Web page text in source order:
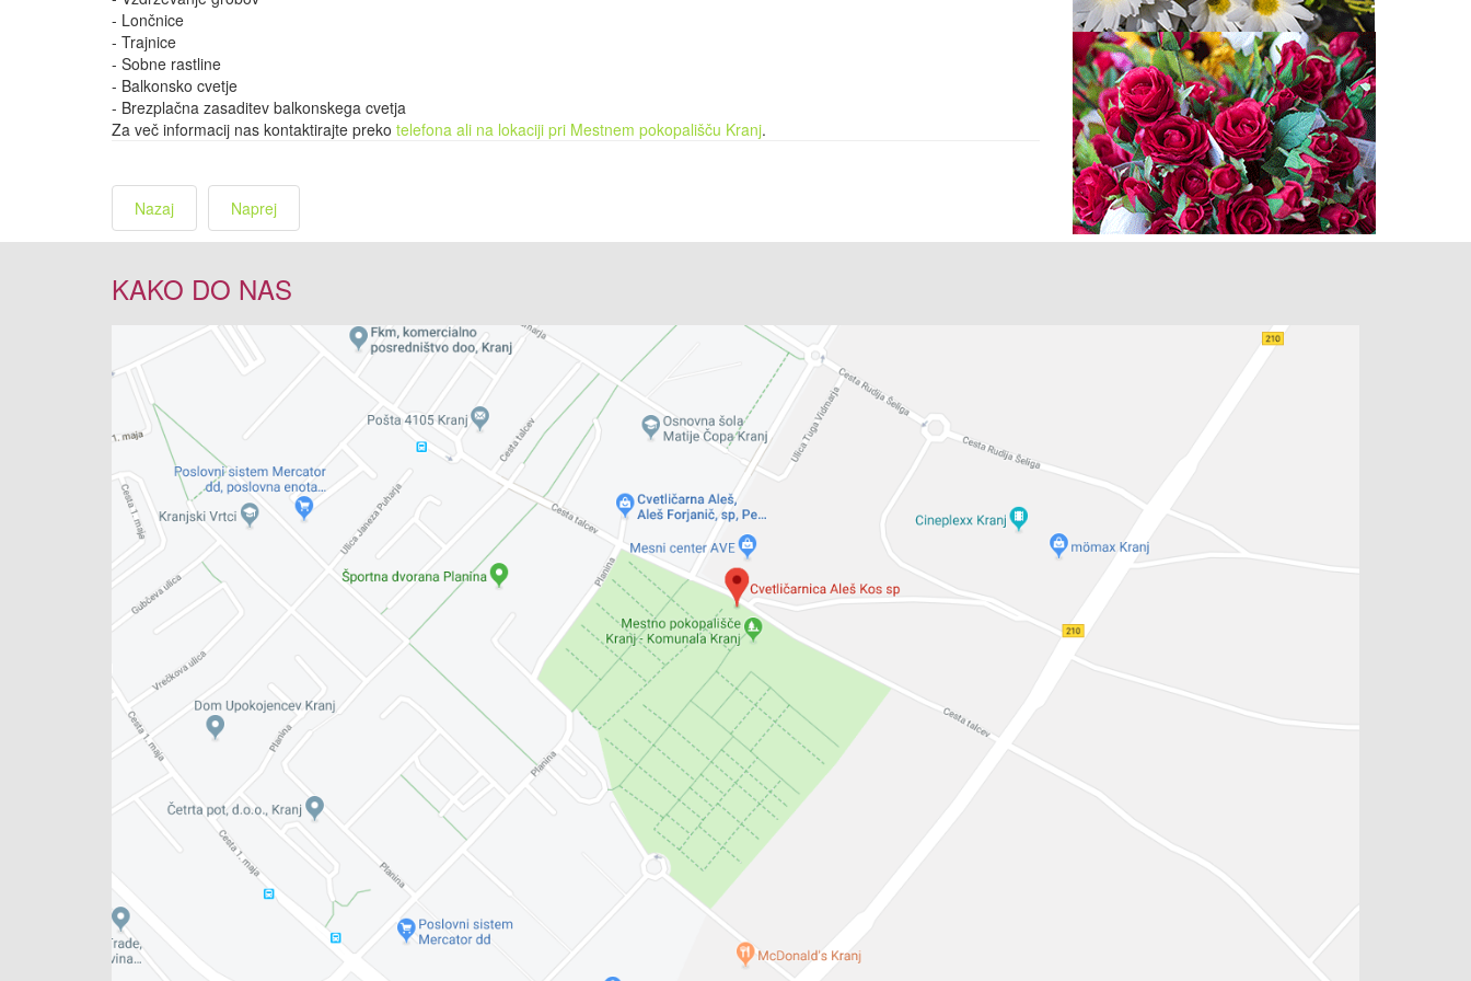
- Lončnice
- Trajnice
- Sobne rastline
- Balkonsko cvetje
- Brezplačna zasaditev balkonskega cvetja
Za več informacij nas kontaktirajte preko telefona ali na lokaciji pri Mestnem pokopališču Kranj.
Nazaj Naprej
KAKO DO NAS